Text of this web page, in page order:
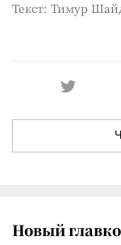
Текст: Тимур
Новый